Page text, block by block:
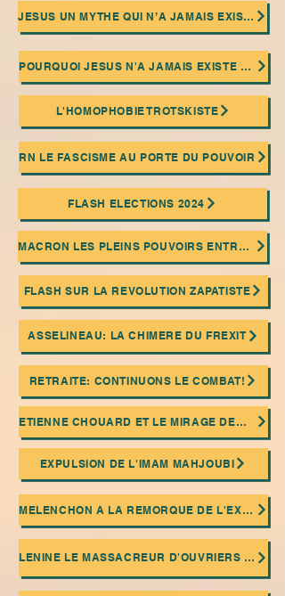
JESUS UN MYTHE QUI N’A JAMAIS EXISTE HISTORIQUEMENT !
POURQUOI JESUS N'A JAMAIS EXISTE MAIS CESAR OUI
L'HOMOPHOBIE TROTSKISTE
RN LE FASCISME AU PORTE DU POUVOIR
FLASH ELECTIONS 2024
MACRON LES PLEINS POUVOIRS ENTRE LES MAINS DE LA FOLIE"
FLASH SUR LA REVOLUTION ZAPATISTE
ASSELINEAU: LA CHIMERE DU FREXIT
RETRAITE: CONTINUONS LE COMBAT!
ETIENNE CHOUARD ET LE MIRAGE DEMOCRATIQUE
EXPULSION DE L'IMAM MAHJOUBI
MELENCHON A LA REMORQUE DE L'EXTREME DROITE ISLAMISTE FASCISTE!
LENINE LE MASSACREUR D'OUVRIERS 100 ANNIVERSAIRE DE SA MORT